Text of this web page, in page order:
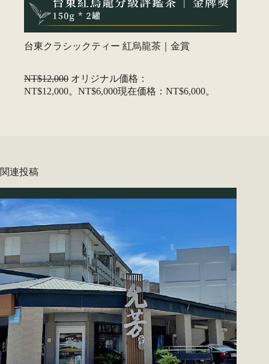
台東クラシックティー 紅烏龍茶｜金賞
NT$12,000 オリジナル価格：
NT$12,000。 NT$6,000現在価格：NT$6,000。
関連投稿